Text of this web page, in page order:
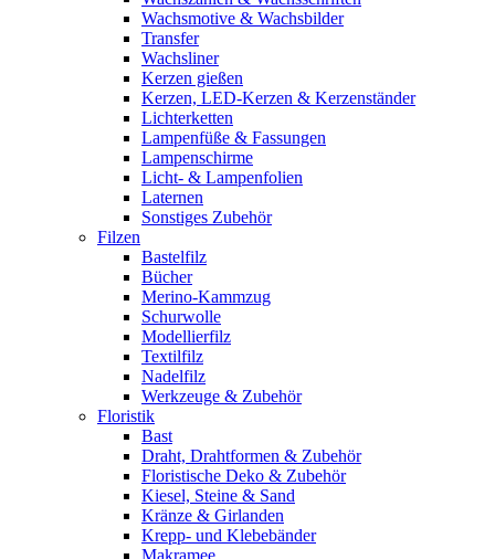
Wachsmotive & Wachsbilder
Transfer
Wachsliner
Kerzen gießen
Kerzen, LED-Kerzen & Kerzenständer
Lichterketten
Lampenfüße & Fassungen
Lampenschirme
Licht- & Lampenfolien
Laternen
Sonstiges Zubehör
Filzen
Bastelfilz
Bücher
Merino-Kammzug
Schurwolle
Modellierfilz
Textilfilz
Nadelfilz
Werkzeuge & Zubehör
Floristik
Bast
Draht, Drahtformen & Zubehör
Floristische Deko & Zubehör
Kiesel, Steine & Sand
Kränze & Girlanden
Krepp- und Klebebänder
Makramee